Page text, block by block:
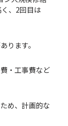
、2回目は
ります。
・工事費など
め、計画的な